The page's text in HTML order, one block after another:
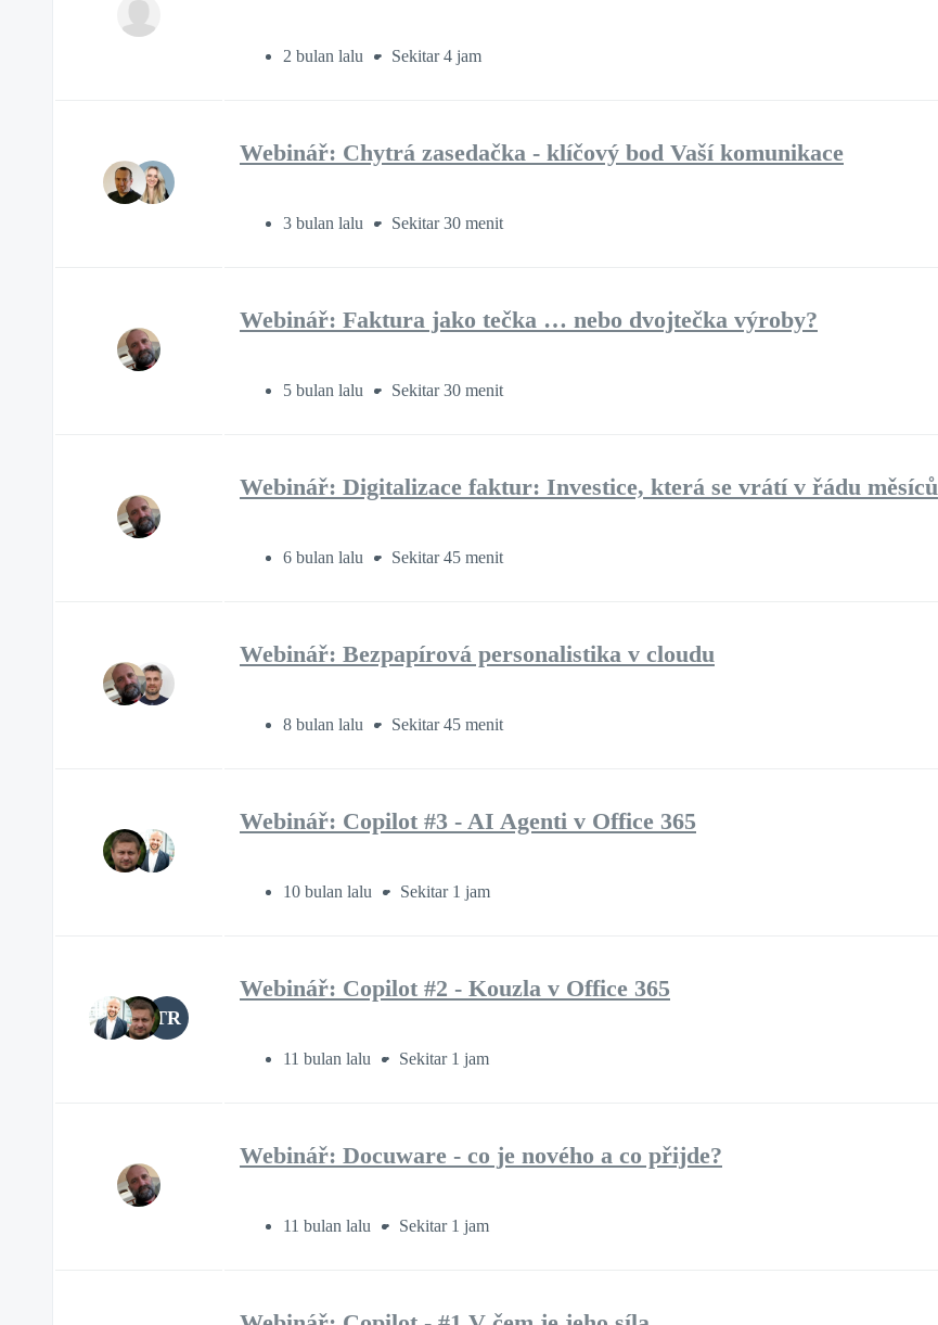
2 bulan lalu Sekitar 4 jam
Webinář: Chytrá zasedačka - klíčový bod Vaší komunikace
3 bulan lalu Sekitar 30 menit
Webinář: Faktura jako tečka … nebo dvojtečka výroby?
5 bulan lalu Sekitar 30 menit
Webinář: Digitalizace faktur: Investice, která se vrátí v řádu měsíců
6 bulan lalu Sekitar 45 menit
Webinář: Bezpapírová personalistika v cloudu
8 bulan lalu Sekitar 45 menit
Webinář: Copilot #3 - AI Agenti v Office 365
10 bulan lalu Sekitar 1 jam
TR
Webinář: Copilot #2 - Kouzla v Office 365
11 bulan lalu Sekitar 1 jam
Webinář: Docuware - co je nového a co přijde?
11 bulan lalu Sekitar 1 jam